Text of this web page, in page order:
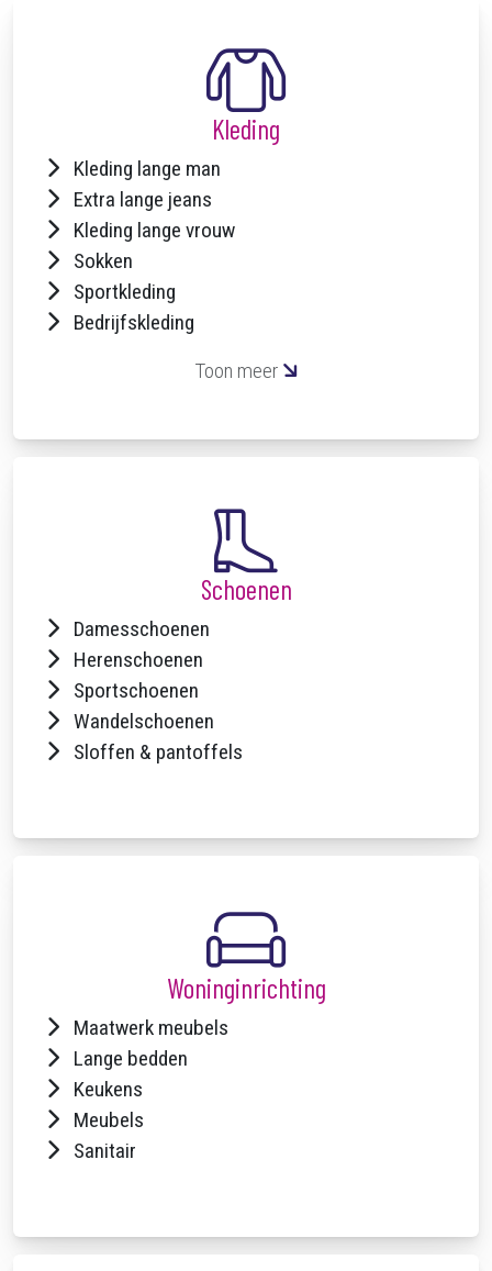
Kleding
Kleding lange man
Extra lange jeans
Kleding lange vrouw
Sokken
Sportkleding
Bedrijfskleding
Toon meer
Schoenen
Damesschoenen
Herenschoenen
Sportschoenen
Wandelschoenen
Sloffen & pantoffels
Woninginrichting
Maatwerk meubels
Lange bedden
Keukens
Meubels
Sanitair